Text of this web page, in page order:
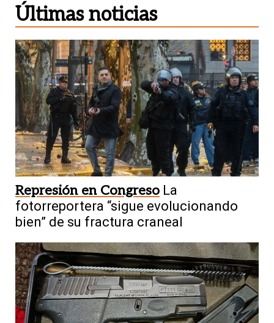
Últimas noticias
Represión en Congreso La
fotorreportera “sigue evolucionando
bien” de su fractura craneal